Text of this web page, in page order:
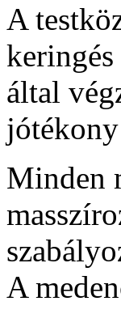
A
által
jótékony
Minden
A